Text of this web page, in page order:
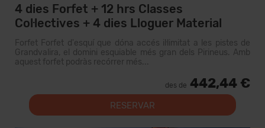
4 dies Forfet + 12 hrs Classes
Col·lectives + 4 dies Lloguer Material
Forfet Forfet d'esquí que dóna accés il·limitat a les pistes de
Grandvalira, el domini esquiable més gran dels Pirineus. Amb
aquest forfet podràs recórrer més...
des de 442,44 €
RESERVAR